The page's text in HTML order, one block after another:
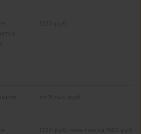
1320 руб.
от 15 тыс. руб
1320 руб, меж город 1650 руб